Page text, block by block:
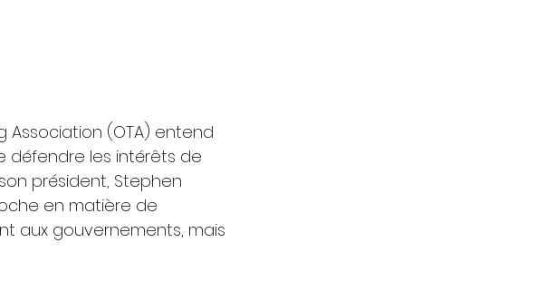
Association (OTA) entend
les intérêts de
président, Stephen
en matière de
aux gouvernements, mais